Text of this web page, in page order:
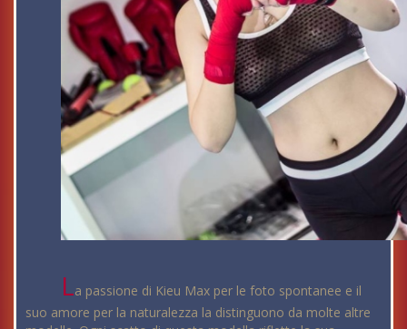
La passione di Kieu Max per le foto spontanee e il
suo amore per la naturalezza la distinguono da molte altre